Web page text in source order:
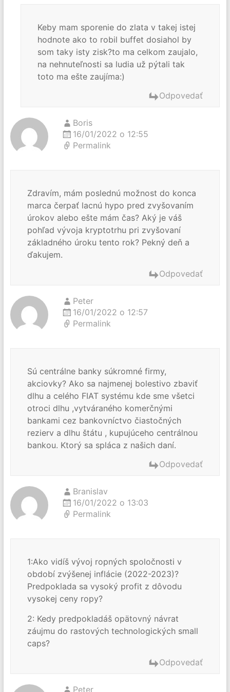
Keby mam sporenie do zlata v takej istej
hodnote ako to robil buffet dosiahol by
som taky isty zisk?to ma celkom zaujalo,
na nehnuteľnosti sa ludia už pýtali tak
toto ma ešte zaujíma:)
Odpovedať
Boris
16/01/2022 o 12:55
Permalink
Zdravím, mám poslednú možnost do konca
marca čerpať lacnú hypo pred zvyšovaním
úrokov alebo ešte mám čas? Aký je váš
pohľad vývoja kryptotrhu pri zvyšovaní
základného úroku tento rok? Pekný deň a
ďakujem.
Odpovedať
Peter
16/01/2022 o 12:57
Permalink
Sú centrálne banky súkromné firmy,
akciovky? Ako sa najmenej bolestivo zbaviť
dlhu a celého FIAT systému kde sme všetci
otroci dlhu ,vytváraného komerčnými
bankami cez bankovníctvo čiastočných
rezierv a dlhu štátu , kupujúceho centrálnou
bankou. Ktorý sa spláca z našich daní.
Odpovedať
Branislav
16/01/2022 o 13:03
Permalink
1:Ako vidíš vývoj ropných spoločnosti v
období zvýšenej inflácie (2022-2023)?
Predpoklada sa vysoký profit z dôvodu
vysokej ceny ropy?
2: Kedy predpokladáš opätovný návrat
záujmu do rastových technologických small
caps?
Odpovedať
Peter